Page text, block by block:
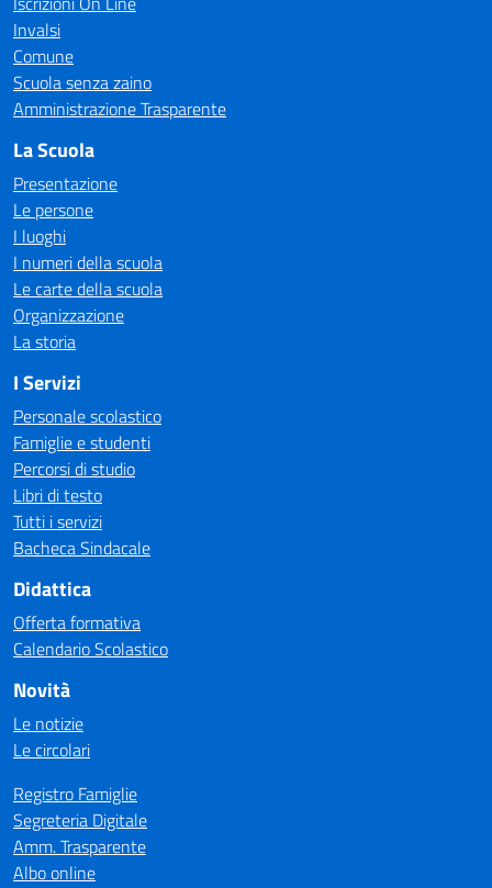
Invalsi
Comune
Scuola senza zaino
Amministrazione Trasparente
La Scuola
Presentazione
Le persone
I luoghi
I numeri della scuola
Le carte della scuola
Organizzazione
La storia
I Servizi
Personale scolastico
Famiglie e studenti
Percorsi di studio
Libri di testo
Tutti i servizi
Bacheca Sindacale
Didattica
Offerta formativa
Calendario Scolastico
Novità
Le notizie
Le circolari
Registro Famiglie
Segreteria Digitale
Amm. Trasparente
Albo online